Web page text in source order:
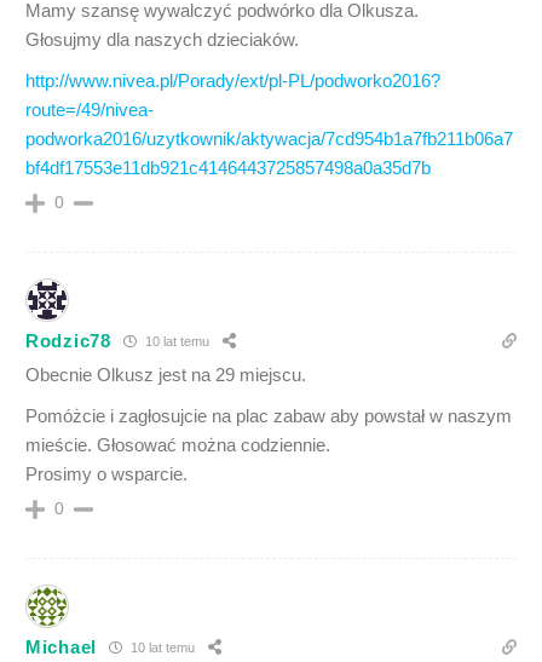
Mamy szansę wywalczyć podwórko dla Olkusza.
Głosujmy dla naszych dzieciaków.
http://www.nivea.pl/Porady/ext/pl-PL/podworko2016?
route=/49/nivea-
podworka2016/uzytkownik/aktywacja/7cd954b1a7fb211b06a7
bf4df17553e11db921c4146443725857498a0a35d7b
0
Rodzic78 10 lat temu
Obecnie Olkusz jest na 29 miejscu.
Pomóżcie i zagłosujcie na plac zabaw aby powstał w naszym
mieście. Głosować można codziennie.
Prosimy o wsparcie.
0
Michael 10 lat temu